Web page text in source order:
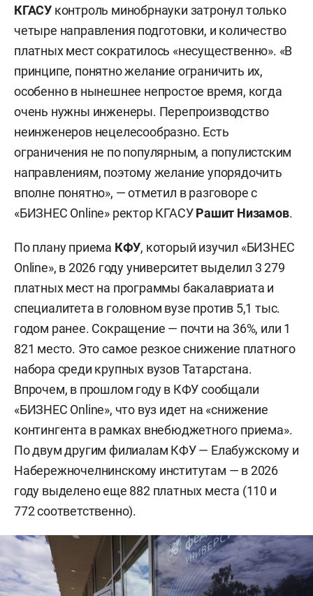
Из направлений специалитета:
— пожарная безопасность,
— горное дело,
— нефтегазовые техника и технологии,
— стоматология,
— психология служебной деятельности,
— таможенное дело,
— правовое обеспечение национальной
безопасности,
— правоохранительная деятельность,
— судебная экспертиза,
— судебная и прокурорская деятельность,
— перевод и переводоведение.
КГАСУ контроль минобрнауки затронул только
четыре направления подготовки, и количество
платных мест сократилось «несущественно». «В
принципе, понятно желание ограничить их,
особенно в нынешнее непростое время, когда
очень нужны инженеры. Перепроизводство
неинженеров нецелесообразно. Есть
ограничения не по популярным, а популистским
направлениям, поэтому желание упорядочить
вполне понятно», — отметил в разговоре с
«БИЗНЕС Online» ректор КГАСУРашит Низамов.
По плану приема КФУ, который изучил «БИЗНЕС
Online», в 2026 году университет выделил 3 279
платных мест на программы бакалавриата и
специалитета в головном вузе против 5,1 тыс.
годом ранее. Сокращение — почти на 36%, или 1
821 место. Это самое резкое снижение платного
набора среди крупных вузов Татарстана.
Впрочем, в прошлом году в КФУ сообщали
«БИЗНЕС Online», что вуз идет на «снижение
контингента в рамках внебюджетного приема».
По двум другим филиалам КФУ — Елабужскому и
Набережночелнинскому институтам — в 2026
году выделено еще 882 платных места (110 и
772 соответственно).